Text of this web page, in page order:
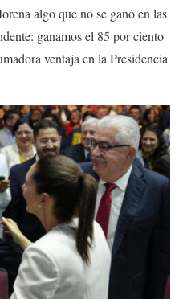
algo que no se ganó en las
ganamos el 85 por ciento
ventaja en la Presidencia